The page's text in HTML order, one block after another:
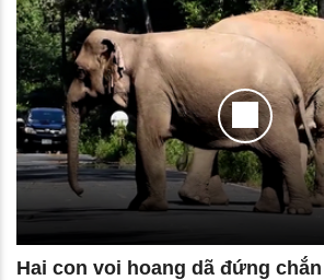
Hai con voi hoang dã đứng